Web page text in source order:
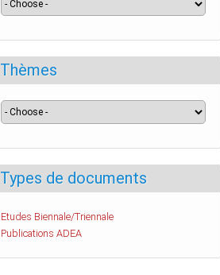
Thèmes
Types de documents
Etudes Biennale/Triennale
Publications ADEA